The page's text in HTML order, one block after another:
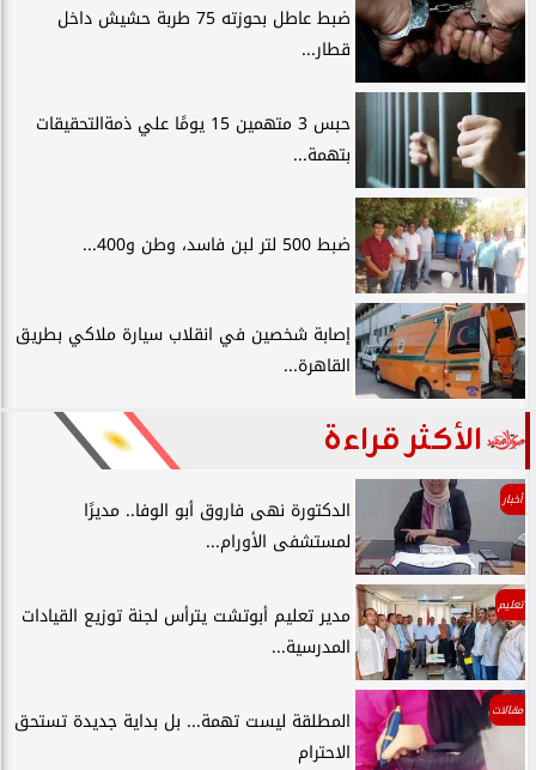
ضبط عاطل بحوزته 75 طربة حشيش داخل
قطار...
حبس 3 متهمين 15 يومًا علي ذمةالتحقيقات
بتهمة...
ضبط 500 لتر لبن فاسد، وطن و400...
إصابة شخصين في انقلاب سيارة ملاكي بطريق
القاهرة...
الأكثر قراءة
أخبار
الدكتورة نهى فاروق أبو الوفا.. مديرًا
لمستشفى الأورام...
تعليم
مدير تعليم أبوتشت يترأس لجنة توزيع القيادات
المدرسية...
مقالات
المطلقة ليست تهمة... بل بداية جديدة تستحق
الاحترام